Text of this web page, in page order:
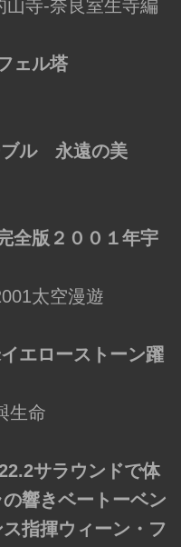
山寺-奈良室生寺編
ェル塔
ル 永遠の美
全版２００１年宇
太空漫遊
エローストーン躍
生命
サラウンドで体
響きベートーベン
指揮ウィーン・フ